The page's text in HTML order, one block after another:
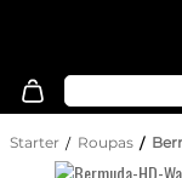
Starter Roupas